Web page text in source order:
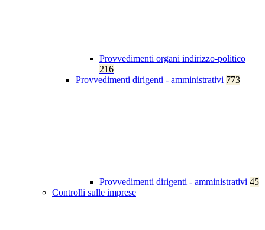
Provvedimenti organi indirizzo-politico
216
Provvedimenti dirigenti - amministrativi 773
Provvedimenti dirigenti - amministrativi 45
Controlli sulle imprese